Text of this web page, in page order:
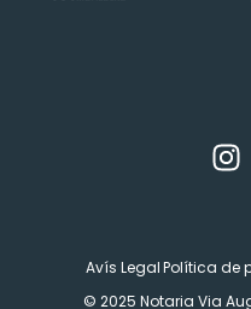
© 2025 Notaria Via
Avís LegalPolítica de